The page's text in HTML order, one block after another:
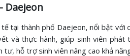
Daejeon
tại thành phố Daejeon, nổi bật
và thực hành, giúp sinh viên
hỗ trợ sinh viên nâng cao khả